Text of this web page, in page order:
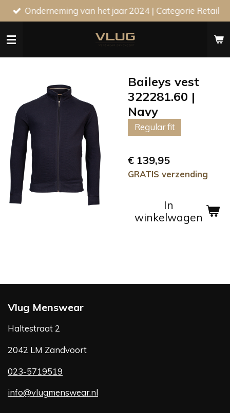
Ga
direct
naar
Onderneming van het jaar 2024 | Categorie Retail
Baileys vest
322281.60 |
Navy
Regular fit
€ 139,95
GRATIS verzending
In
winkelwagen
Vlug Menswear
Haltestraat 2
2042 LM Zandvoort
023-5719519
info@vlugmenswear.nl